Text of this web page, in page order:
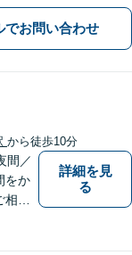
でお問い合わせ
から徒歩10分
間／
をか
談
詳細を見
る